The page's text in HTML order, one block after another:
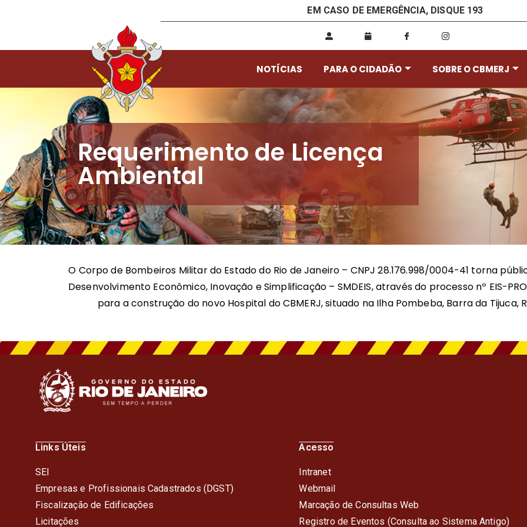
EM CASO DE EMERGÊNCIA, DISQUE 193
NOTÍCIAS PARA O CIDADÃO SOBRE O CBMERJ
Requerimento de Licença
Ambiental
O Corpo de Bombeiros Militar do Estado do Rio de Janeiro – CNPJ 28.176.998/0004-41 torna
Desenvolvimento Econômico, Inovação e Simplificação – SMDEIS, através do processo nº EIS-
para a construção do novo Hospital do CBMERJ, situado na Ilha Pombeba, Barra da Tijuca,
Links Úteis
SEI
Empresas e Profissionais Cadastrados (DGST)
Fiscalização de Edificações
Licitações
Acesso
Intranet
Webmail
Marcação de Consultas Web
Registro de Eventos (Consulta ao Sistema Antigo)